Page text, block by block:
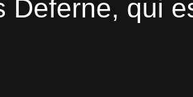
Deferne, qui